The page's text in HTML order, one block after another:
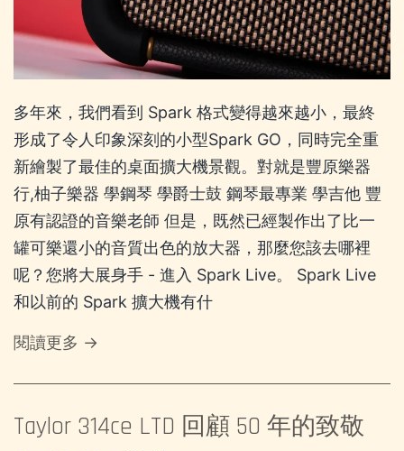
多年來，我們看到 Spark 格式變得越來越小，最終
形成了令人印象深刻的小型Spark GO，同時完全重
新繪製了最佳的桌面擴大機景觀。對就是豐原樂器
行,柚子樂器 學鋼琴 學爵士鼓 鋼琴最專業 學吉他 豐
原有認證的音樂老師 但是，既然已經製作出了比一
罐可樂還小的音質出色的放大器，那麼您該去哪裡
呢？您將大展身手 - 進入 Spark Live。 Spark Live
和以前的 Spark 擴大機有什
閱讀更多 →
Taylor 314ce LTD 回顧 50 年的致敬